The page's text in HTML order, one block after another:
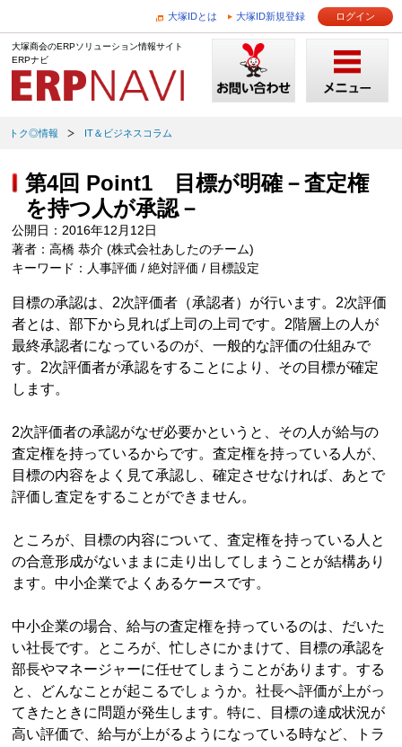
大塚IDとは 大塚ID新規登録 ログイン
大塚商会のERPソリューション情報サイト
ERPナビ
トク◎情報 IT＆ビジネスコラム
第4回 Point1 目標が明確－査定権
を持つ人が承認－
公開日：2016年12月12日
著者：高橋 恭介 (株式会社あしたのチーム)
キーワード：人事評価 / 絶対評価 / 目標設定
目標の承認は、2次評価者（承認者）が行います。2次評価
者とは、部下から見れば上司の上司です。2階層上の人が
最終承認者になっているのが、一般的な評価の仕組みで
す。2次評価者が承認をすることにより、その目標が確定
します。
2次評価者の承認がなぜ必要かというと、その人が給与の
査定権を持っているからです。査定権を持っている人が、
目標の内容をよく見て承認し、確定させなければ、あとで
評価し査定をすることができません。
ところが、目標の内容について、査定権を持っている人と
の合意形成がないままに走り出してしまうことが結構あり
ます。中小企業でよくあるケースです。
中小企業の場合、給与の査定権を持っているのは、だいた
い社長です。ところが、忙しさにかまけて、目標の承認を
部長やマネージャーに任せてしまうことがあります。する
と、どんなことが起こるでしょうか。社長へ評価が上がっ
てきたときに問題が発生します。特に、目標の達成状況が
高い評価で、給与が上がるようになっている時など、トラ